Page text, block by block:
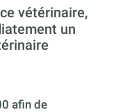
vétérinaire,
un
afin de